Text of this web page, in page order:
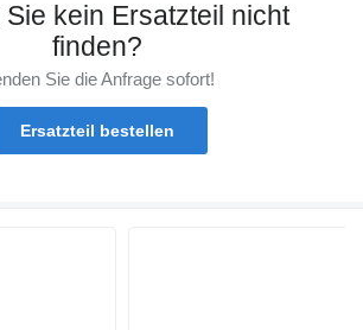
Sie kein Ersatzteil nicht
finden?
Sie die Anfrage sofort!
Ersatzteil bestellen